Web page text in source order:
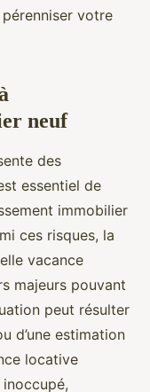
votre
neuf
des
essentiel de
immobilier
ces risques, la
vacance
majeurs pouvant
peut résulter
d’une estimation
locative